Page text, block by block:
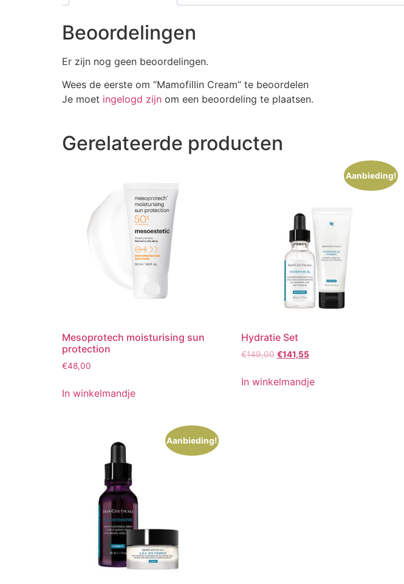
Beoordelingen
Er zijn nog geen beoordelingen.
Wees de eerste om “Mamofillin Cream” te beoordelen
Je moet ingelogd zijn om een beoordeling te plaatsen.
Gerelateerde producten
Mesoprotech moisturising sun
protection
€48,00
In winkelmandje
Aanbieding!
Hydratie Set
€149,00 Oorspronkelijke
was:
€149,00.
€141,55Huidige
is:
In winkelmandje
Aanbieding!